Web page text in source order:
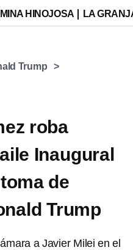
HINOJOSA LA
Trump
roba
Inaugural
de
Trump
a Javier Milei en el